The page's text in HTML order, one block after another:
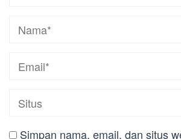
Simpan nama, email, dan situs